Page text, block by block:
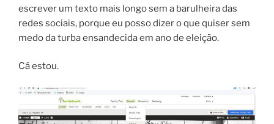
escrever um texto mais longo sem a barulheira das
redes sociais, porque eu posso dizer o que quiser sem
medo da turba ensandecida em ano de eleição.
Cá estou.